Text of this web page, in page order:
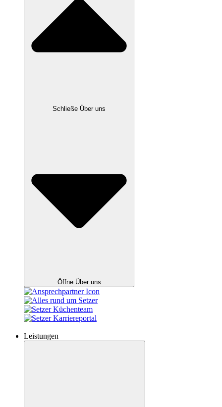
Schließe Über uns
Öffne Über uns
Leistungen